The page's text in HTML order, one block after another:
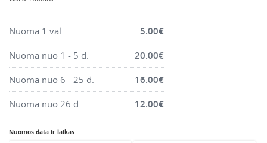
Pneumatika
Pastoliai, bokšteliai, stelažai, tvoros, statramščiai,
perdangos
Plytelių, blokelių, polistirolo pjovimo įrankiai
Rankiniai sodo ir buities įrankiai
Šildytuvai, kaloriferiai, kondicionieriai, jonizatoriai
Nuoma 1 val. 5.00€
Nuoma nuo 1 - 5 d. 20.00€
Nuoma nuo 6 - 25 d. 16.00€
Nuoma nuo 26 d. 12.00€
Nuomos data ir laikas